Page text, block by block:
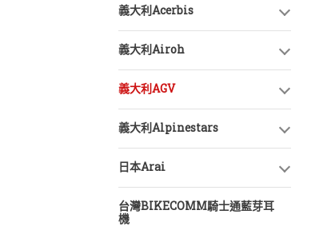
義大利Acerbis
義大利Airoh
義大利AGV
義大利Alpinestars
日本Arai
台灣BIKECOMM騎士通藍芽耳
機